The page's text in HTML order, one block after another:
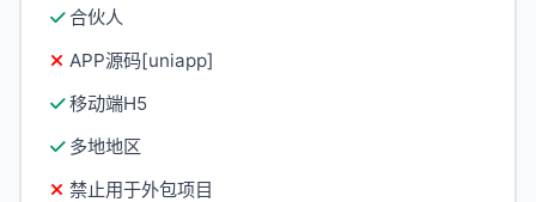
合伙人
APP源码[uniapp]
移动端H5
多地地区
禁止用于外包项目